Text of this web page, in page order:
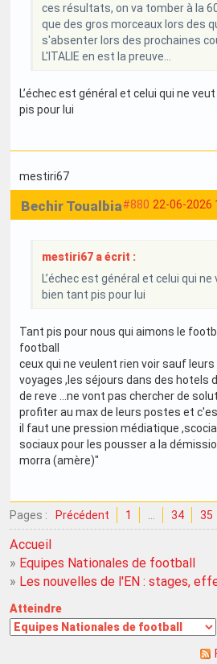
ces résultats, on va tomber à la
que des gros morceaux lors des
s'absenter lors des prochaines
L'ITALIE en est la preuve...
L’échec est général et celui qui ne
pis pour lui
mestiri67
#880 22-06-2026
Bechir Toualbia
mestiri67 a écrit :
L’échec est général et celui qui
bien tant pis pour lui
Tant pis pour nous qui aimons le
football
ceux qui ne veulent rien voir sauf
voyages ,les séjours dans des hotels
de reve ...ne vont pas chercher de
profiter au max de leurs postes et
il faut une pression médiatique
sociaux pour les pousser a la
morra (amère)"
Pages : Précédent 1 34 35
Accueil
» Equipes Nationales de football
» Les nouvelles de l'EN : stages,
Atteindre